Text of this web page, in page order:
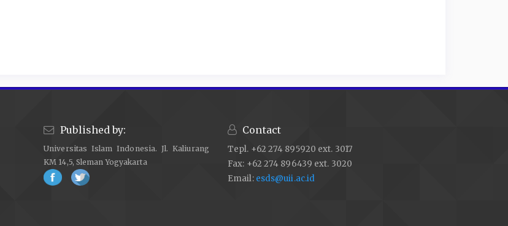
Published by:
Universitas Islam Indonesia. Jl. Kaliurang
KM 14,5, Sleman Yogyakarta
Contact
Tepl. +62 274 895920 ext. 3017
Fax: +62 274 896439 ext. 3020
Email: esds@uii.ac.id